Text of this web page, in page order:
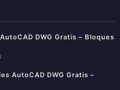
DWG Gratis – Bloques
AutoCAD DWG Gratis –